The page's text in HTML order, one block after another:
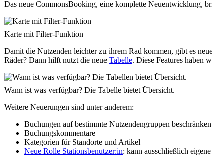
Das neue CommonsBooking, eine komplette Neuentwicklung,
Karte mit Filter-Funktion
Damit die Nutzenden leichter zu ihrem Rad kommen, gibt es
Räder? Dann hilft nutzt die neue Tabelle. Diese Features haben
Wann ist was verfügbar? Die Tabelle bietet Übersicht.
Weitere Neuerungen sind unter anderem:
Buchungen auf bestimmte Nutzendengruppen beschränken
Buchungskommentare
Kategorien für Standorte und Artikel
Neue Rolle Stationsbenutzer:in: kann ausschließlich